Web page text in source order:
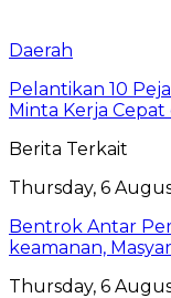
Daerah
Pelantikan 10
Minta Kerja
Berita Terkait
Thursday, 6
Bentrok Antar
keamanan,
Thursday, 6